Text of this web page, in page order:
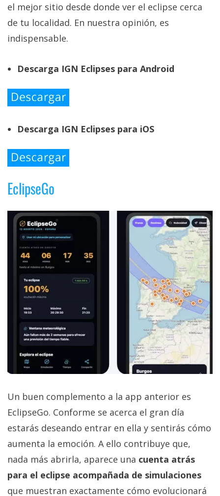
el mejor sitio desde donde ver el eclipse cerca
de tu localidad. En nuestra opinión, es
indispensable.
Descarga IGN Eclipses para Android
Descarga IGN Eclipses para iOS
EclipseGo
Un buen complemento a la app anterior es
EclipseGo. Conforme se acerca el gran día
estarás deseando entrar en ella y sentirás cómo
aumenta la emoción. A ello contribuye que,
nada más abrirla, aparece una cuenta atrás
para el eclipse acompañada de simulaciones
que muestran exactamente cómo evolucionará